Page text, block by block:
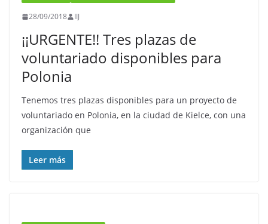
28/09/2018 IIJ
¡¡URGENTE!! Tres plazas de
voluntariado disponibles para
Polonia
Tenemos tres plazas disponibles para un proyecto de
voluntariado en Polonia, en la ciudad de Kielce, con una
organización que
Leer más